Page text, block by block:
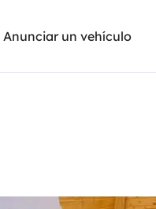
Anunciar un vehículo